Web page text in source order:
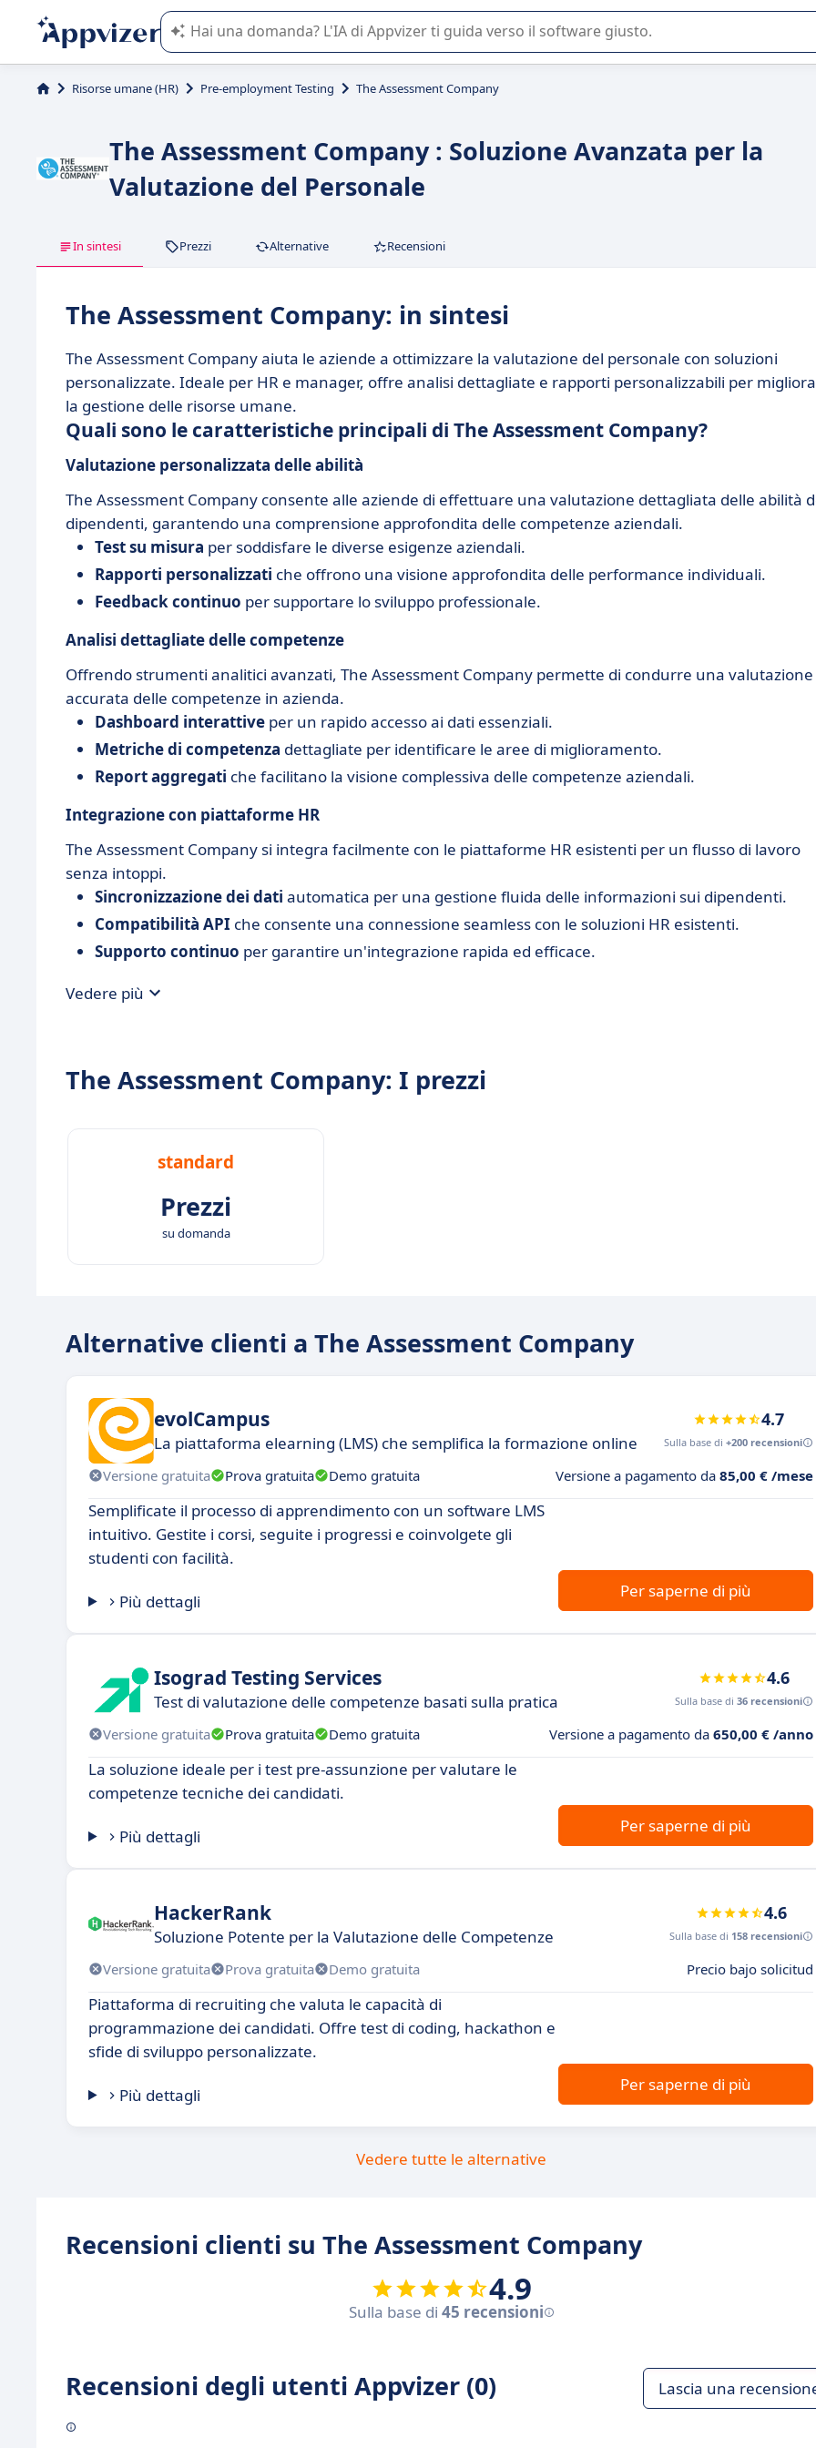
L'IA di Appvizer vi guida nell'utilizzo o nella scelta di un software SaaS per la vostra azienda.
Risorse umane (HR) Pre-employment Testing The Assessment Company
The Assessment Company : Soluzione Avanzata per la
Valutazione del Personale
In sintesi Prezzi Alternative Recensioni
The Assessment Company: in sintesi
The Assessment Company aiuta le aziende a ottimizzare la valutazione del personale con soluzioni
personalizzate. Ideale per HR e manager, offre analisi dettagliate e rapporti personalizzabili per
la gestione delle risorse umane.
Quali sono le caratteristiche principali di The Assessment Company?
Valutazione personalizzata delle abilità
The Assessment Company consente alle aziende di effettuare una valutazione dettagliata delle abilità
dipendenti, garantendo una comprensione approfondita delle competenze aziendali.
Test su misura per soddisfare le diverse esigenze aziendali.
Rapporti personalizzati che offrono una visione approfondita delle performance individuali.
Feedback continuo per supportare lo sviluppo professionale.
Analisi dettagliate delle competenze
Offrendo strumenti analitici avanzati, The Assessment Company permette di condurre una valutazione
accurata delle competenze in azienda.
Dashboard interattive per un rapido accesso ai dati essenziali.
Metriche di competenza dettagliate per identificare le aree di miglioramento.
Report aggregati che facilitano la visione complessiva delle competenze aziendali.
Integrazione con piattaforme HR
The Assessment Company si integra facilmente con le piattaforme HR esistenti per un flusso di lavoro
senza intoppi.
Sincronizzazione dei dati automatica per una gestione fluida delle informazioni sui dipendenti.
Compatibilità API che consente una connessione seamless con le soluzioni HR esistenti.
Supporto continuo per garantire un'integrazione rapida ed efficace.
Vedere più
The Assessment Company: I prezzi
standard
Prezzi
su domanda
Alternative clienti a The Assessment Company
evolCampus
La piattaforma elearning (LMS) che semplifica la formazione online
4.7
Sulla base di +200 recensioni
Versione gratuita Prova gratuita Demo gratuita Versione a pagamento da 85,00 € /mese
Semplificate il processo di apprendimento con un software LMS
intuitivo. Gestite i corsi, seguite i progressi e coinvolgete gli
studenti con facilità.
Più dettagli
Per saperne di più
Isograd Testing Services
Test di valutazione delle competenze basati sulla pratica
4.6
Sulla base di 36 recensioni
Versione gratuita Prova gratuita Demo gratuita Versione a pagamento da 650,00 € /anno
La soluzione ideale per i test pre-assunzione per valutare le
competenze tecniche dei candidati.
Più dettagli
Per saperne di più
HackerRank
Soluzione Potente per la Valutazione delle Competenze
4.6
Sulla base di 158 recensioni
Versione gratuita Prova gratuita Demo gratuita Precio bajo solicitud
Piattaforma di recruiting che valuta le capacità di
programmazione dei candidati. Offre test di coding, hackathon e
sfide di sviluppo personalizzate.
Più dettagli
Per saperne di più
Vedere tutte le alternative
Recensioni clienti su The Assessment Company
4.9
Sulla base di 45 recensioni
Recensioni degli utenti Appvizer (0) Lascia una